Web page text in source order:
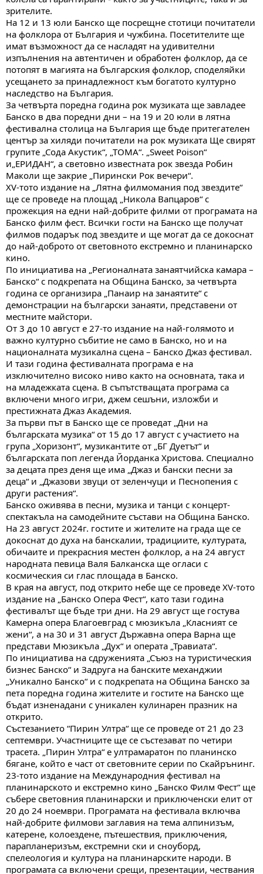
зрителите.
На 12 и 13 юли Банско ще посрещне стотици почитатели
на фолклора от България и чужбина. Посетителите ще
имат възможност да се насладят на удивителни
изпълнения на автентичен и обработен фолклор, да се
потопят в магията на българския фолклор, споделяйки
усещането за принадлежност към богатото културно
наследство на България.
За четвърта поредна година рок музиката ще завладее
Банско в два поредни дни – на 19 и 20 юли в лятна
фестивална столица на България ще бъде притегателен
център за хиляди почитатели на рок музиката Ще свирят
групите „Сода Акустик“, „ТОМА“. „Sweet Poison“
и„ЕРИДАН“, а световно известната рок звезда Робин
Маколи ще закрие „Пирински Рок вечери“.
XV-тотo издание на „Лятна филмомания под звездите“
ще се проведе на площад „Никола Вапцаров“ с
прожекция на едни най-добрите филми от програмата на
Банско филм фест. Всички гости на Банско ще получат
филмов подарък под звездите и ще могат да се докоснат
до най-доброто от световното екстремно и планинарско
кино.
По инициатива на „Регионалната занаятчийска камара –
Банско“ с подкрепата на Община Банско, за четвърта
година се организира „Панаир на занаятите“ с
демонстрации на български занаяти, представени от
местните майстори.
От 3 до 10 август е 27-то издание на най-голямото и
важно културно събитие не само в Банско, но и на
националната музикална сцена – Банско Джаз фестивал.
И тази година фестивалната програма е на
изключително високо ниво както на основната, така и
на младежката сцена. В съпътстващата програма са
включени много игри, джем сешъни, изложби и
престижната Джаз Академия.
За първи път в Банско ще се проведат „Дни на
българската музика“ от 15 до 17 август с участието на
група „Хоризонт“, музикантите от „БГ Дуетът“ и
българската поп легенда Йорданка Христова. Специално
за децата през деня ще има „Джаз и бански песни за
деца“ и „Джазови звуци от зеленчуци и Песнопения с
други растения“.
Банско оживява в песни, музика и танци с концерт-
спектакъла на самодейните състави на Община Банско.
На 23 август 2024г. гостите и жителите на града ще се
докоснат до духа на банскалии, традициите, културата,
обичаите и прекрасния местен фолклор, а на 24 август
народната певица Валя Балканска ще огласи с
космическия си глас площада в Банско.
В края на август, под открито небе ще се проведе XV-тото
издание на „Банско Опера Фест“, като тази година
фестивалът ще бъде три дни. На 29 август ще гостува
Камерна опера Благоевград с мюзикъла „Класният се
жени“, а на 30 и 31 август Държавна опера Варна ще
представи Мюзикъла „Дух“ и операта „Травиата“.
По инициатива на сдруженията „Съюз на туристическия
бизнес Банско“ и Задруга на банските механджии
„Уникално Банско“ и с подкрепата на Община Банско за
пета поредна година жителите и гостите на Банско ще
бъдат изненадани с уникален кулинарен празник на
открито.
Състезанието “Пирин Ултра“ ще се проведе от 21 до 23
септември. Участниците ще се състезават по четири
трасета. „Пирин Ултра“ е ултрамаратон по планинско
бягане, който е част от световните серии по Скайрънинг.
23-тото издание на Международния фестивал на
планинарското и екстремно кино „Банско Филм Фест“ ще
събере световния планинарски и приключенски елит от
20 до 24 ноември. Програмата на фестивала включва
най-добрите филмови заглавия на тема алпинизъм,
катерене, колоездене, пътешествия, приключения,
парапланеризъм, екстремни ски и сноуборд,
спелеология и култура на планинарските народи. В
програмата са включени срещи, презентации, чествания